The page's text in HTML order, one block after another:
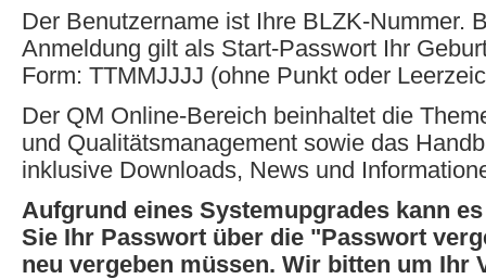
Der Benutzername ist Ihre BLZK-Nummer.
Anmeldung gilt als Start-Passwort Ihr
Form: TTMMJJJJ (ohne Punkt oder
Der QM Online-Bereich beinhaltet die
und Qualitätsmanagement sowie das
inklusive Downloads, News und
Aufgrund eines Systemupgrades kann
Sie Ihr Passwort über die "Passwort
neu vergeben müssen. Wir bitten um Ihr